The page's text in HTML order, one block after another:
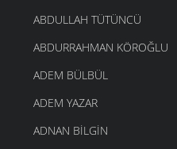
ABDULLAH TÜTÜNCÜ
ABDURRAHMAN KÖROĞLU
ADEM BÜLBÜL
ADEM YAZAR
ADNAN BILGIN